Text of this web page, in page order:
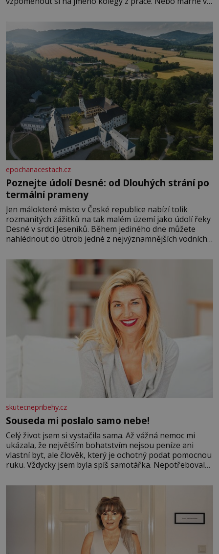
Je to opravdu tak, s věkem jako kdyby se paměť
rozhodla stávkovat. Cvičte
epochanacestach.cz
Poznejte údolí Desné: od Dlouhých strání po
termální prameny
Jen málokteré místo v České republice nabízí tolik
rozmanitých zážitků na tak malém území jako údolí řeky
Desné v srdci Jeseníků. Během jediného dne můžete
nahlédnout do útrob jedné z nejvýznamnějších vodních
se na koloběžce a den zakončit poznáváním památek ve
Velkých Losinách nebo v termálním
skutecnepribehy.cz
Souseda mi poslalo samo nebe!
Celý život jsem si vystačila sama. Až vážná nemoc mi
ukázala, že největším bohatstvím nejsou peníze ani
vlastní byt, ale člověk, který je ochotný podat pomocnou
ruku. Vždycky jsem byla spíš samotářka. Nepotřebovala
mi knihy, práce a hlavně klid. Hned po studiích jsem